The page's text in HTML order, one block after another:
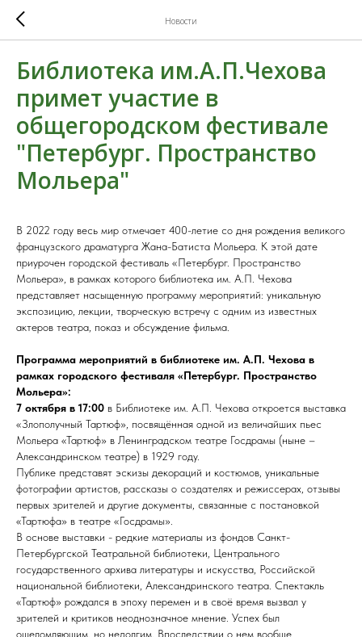
Новости
Библиотека им.А.П.Чехова
примет участие в
общегородском фестивале
"Петербург. Пространство
Мольера"
В 2022 году весь мир отмечает 400-летие со дня рождения великого
французского драматурга Жана-Батиста Мольера. К этой дате
приурочен городской фестиваль «Петербург. Пространство
Мольера», в рамках которого библиотека им. А.П. Чехова
представляет насыщенную программу мероприятий: уникальную
экспозицию, лекции, творческую встречу с одним из известных
актеров театра, показ и обсуждение фильма.
Программа мероприятий в библиотеке им. А.П. Чехова в
рамках городского фестиваля «Петербург. Пространство
Мольера»:
7 октября в 17:00 в Библиотеке им. А.П. Чехова откроется выставка
«Злополучный Тартюф», посвящённая одной из величайших пьес
Мольера «Тартюф» в Ленинградском театре Госдрамы (ныне –
Александринском театре) в 1929 году.
Публике представят эскизы декораций и костюмов, уникальные
фотографии артистов, рассказы о создателях и режиссерах, отзывы
первых зрителей и другие документы, связанные с постановкой
«Тартюфа» в театре «Госдрамы».
В основе выставки - редкие материалы из фондов Санкт-
Петербургской Театральной библиотеки, Центрального
государственного архива литературы и искусства, Российской
национальной библиотеки, Александринского театра. Спектакль
«Тартюф» рождался в эпоху перемен и в своё время вызвал у
зрителей и критиков неоднозначное мнение. Успех был
ошеломляющим, но недолгим. Впоследствии о нем вообще